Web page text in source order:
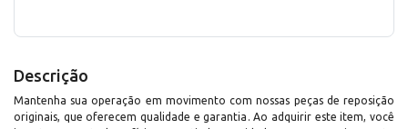
Descrição
Mantenha sua operação em movimento com nossas peças de reposição
originais, que oferecem qualidade e garantia. Ao adquirir este item, você